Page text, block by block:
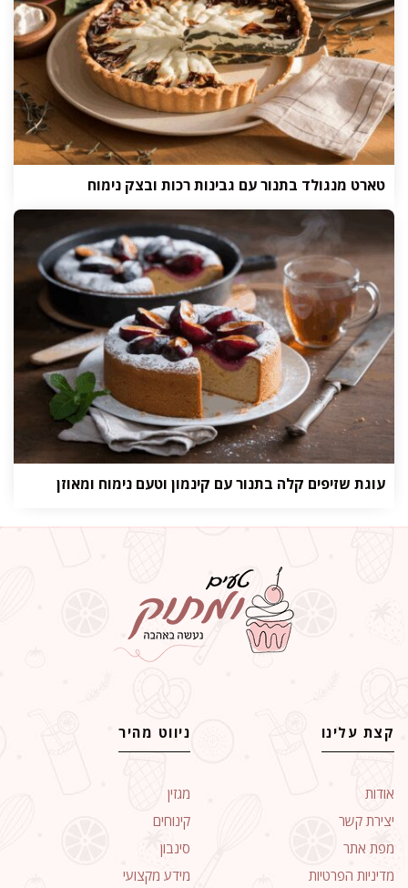
טארט מנגולד בתנור עם גבינות רכות ובצק נימוח
עוגת שזיפים קלה בתנור עם קינמון וטעם נימוח ומאוזן
קצת עלינו
אודות
יצירת קשר
מפת אתר
מדיניות הפרטיות
ניווט מהיר
מגזין
קינוחים
סינבון
מידע מקצועי